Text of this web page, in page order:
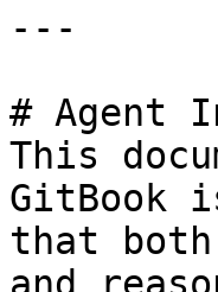
---
# Agent
This
GitBook
that both